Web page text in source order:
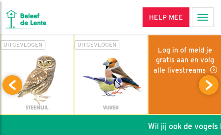
HELP MEE
UITGEVLOGEN
STEENUIL
UITGEVLOGEN
VIJVER
Log in of meld je
gratis aan en volg
alle livestreams
Wil jij ook de vogels